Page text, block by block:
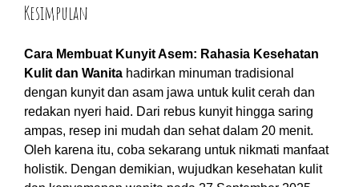
Kesimpulan
Cara Membuat Kunyit Asem: Rahasia Kesehatan
Kulit dan Wanita hadirkan minuman tradisional
dengan kunyit dan asam jawa untuk kulit cerah dan
redakan nyeri haid. Dari rebus kunyit hingga saring
ampas, resep ini mudah dan sehat dalam 20 menit.
Oleh karena itu, coba sekarang untuk nikmati manfaat
holistik. Dengan demikian, wujudkan kesehatan kulit